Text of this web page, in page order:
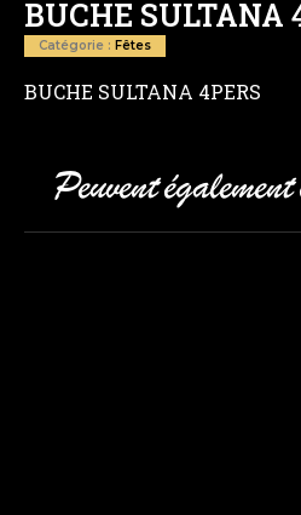
BUCHE SULTANA
Catégorie : Fêtes
BUCHE SULTANA 4PERS
Peuvent